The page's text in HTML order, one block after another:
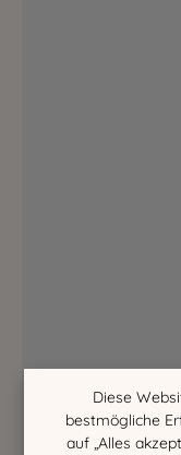
Diese
bestmögliche
auf „Alles